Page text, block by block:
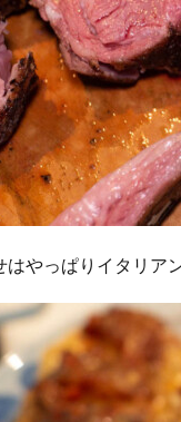
はやっぱりイタリア